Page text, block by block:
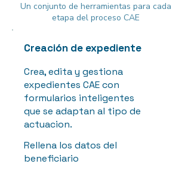
Un conjunto de herramientas para cada
etapa del proceso CAE
Creación de expediente
Crea, edita y gestiona
expedientes CAE con
formularios inteligentes
que se adaptan al tipo de
actuacion.
Rellena los datos del
beneficiario